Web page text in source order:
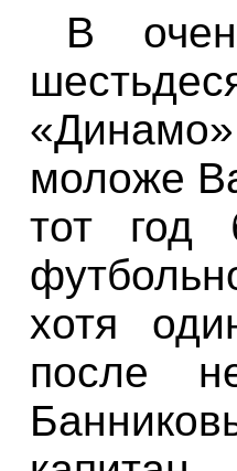
В
моложе
тот
хотя
после